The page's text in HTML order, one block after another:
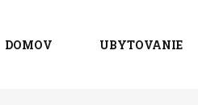
DOMOV UBYTOVANIE